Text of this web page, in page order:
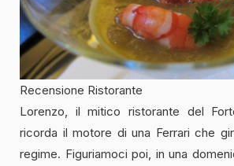
Recensione Ristorante
Lorenzo, il mitico ristorante del
ricorda il motore di una Ferrari che
regime. Figuriamoci poi, in una